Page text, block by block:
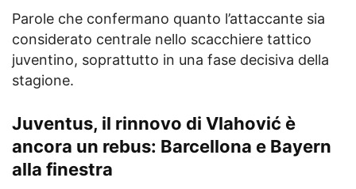
Parole che confermano quanto l’attaccante sia
considerato centrale nello scacchiere tattico
juventino, soprattutto in una fase decisiva della
stagione.
Juventus, il rinnovo di Vlahović è
ancora un rebus: Barcellona e Bayern
alla finestra